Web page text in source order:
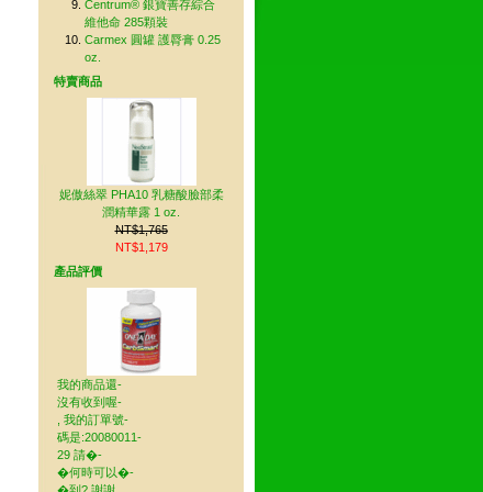
Centrum® 銀寶善存綜合
維他命 285顆裝
Carmex 圓罐 護脣膏 0.25
oz.
特賣商品
妮傲絲翠 PHA10 乳糖酸臉部柔
潤精華露 1 oz.
NT$1,765
NT$1,179
產品評價
我的商品還-
沒有收到喔-
, 我的訂單號-
碼是:20080011-
29 請�-
�何時可以�-